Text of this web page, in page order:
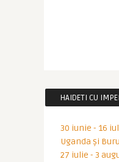
HAIDETI CU
30 iunie - 16
Uganda și
27 iulie - 3